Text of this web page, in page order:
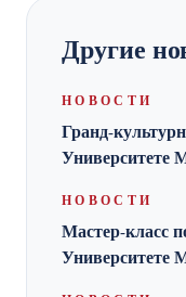
Другие
НОВОСТИ
Гранд-
Университете
НОВОСТИ
Мастер-класс
Университете